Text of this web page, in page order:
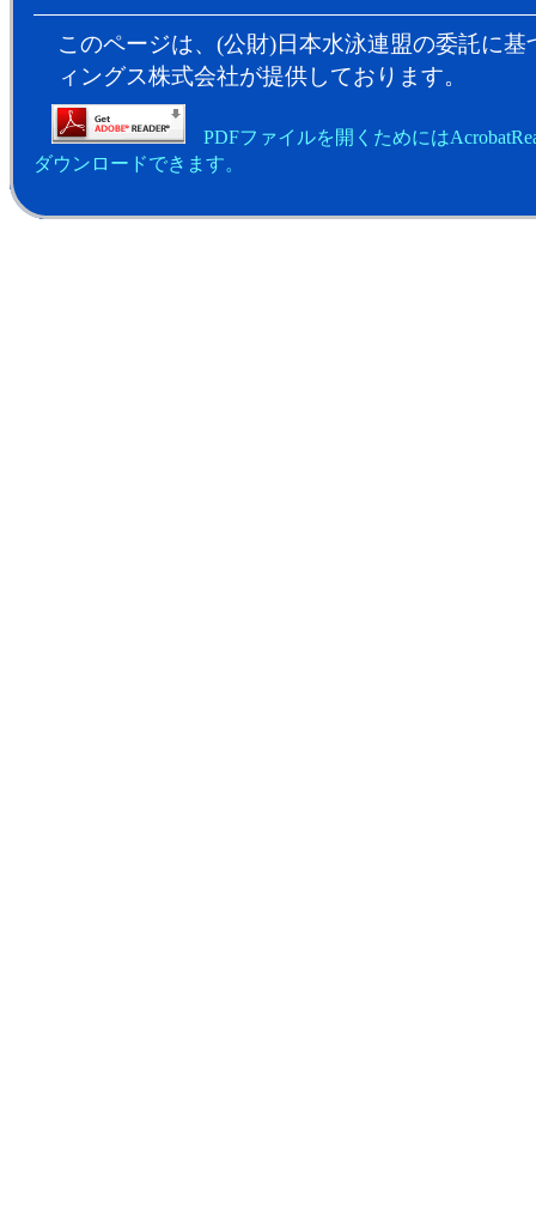
このページは、(公財)日本水泳連盟の委託に
ィングス株式会社が提供しております。
PDFファイルを開くためには
ダウンロードできます。